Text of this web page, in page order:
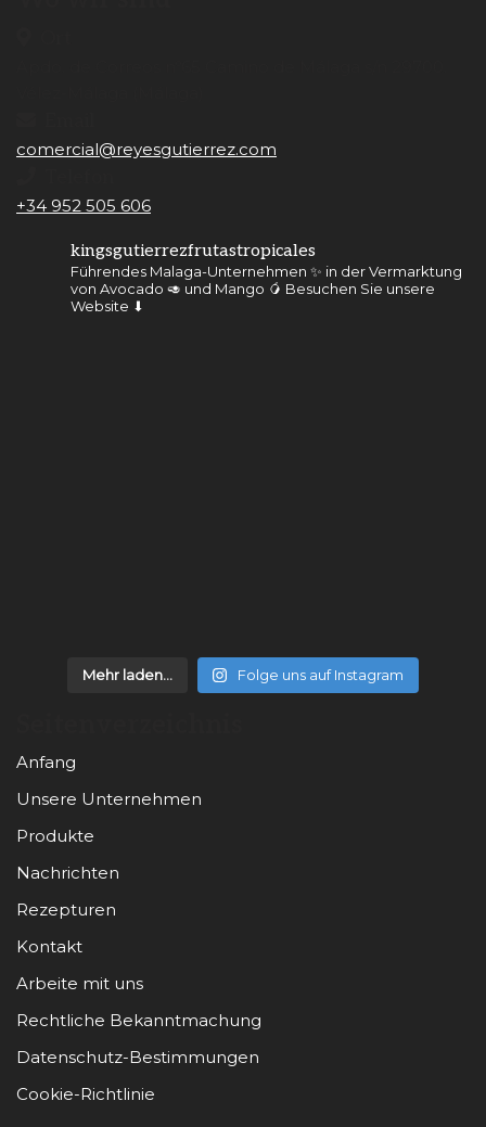
comercial@reyesgutierrez.com
+34 952 505 606
kingsgutierrezfrutastropicales
Führendes Malaga-Unternehmen ✨ in der Vermarktung
von Avocado 🥑 und Mango 🥭 Besuchen Sie unsere
Website ⬇
Mehr laden... Folge uns auf Instagram
Anfang
Unsere Unternehmen
Produkte
Nachrichten
Rezepturen
Kontakt
Arbeite mit uns
Rechtliche Bekanntmachung
Datenschutz-Bestimmungen
Cookie-Richtlinie